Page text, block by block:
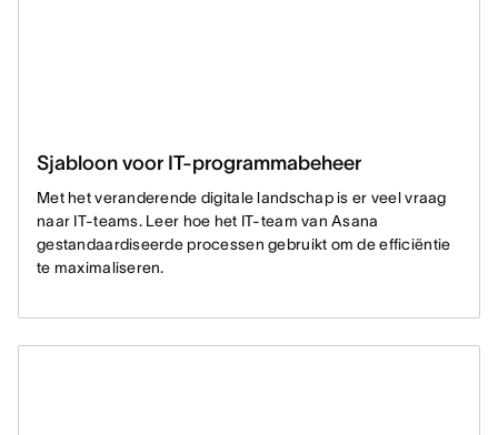
Sjabloon voor IT-programmabeheer
Met het veranderende digitale landschap is er veel vraag
naar IT-teams. Leer hoe het IT-team van Asana
gestandaardiseerde processen gebruikt om de efficiëntie
te maximaliseren.